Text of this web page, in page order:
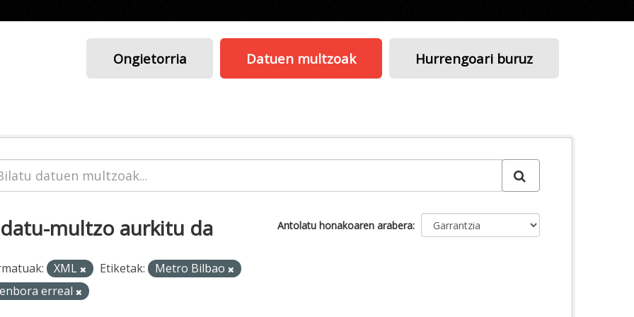
Ongietorria Datuen multzoak Hurrengoari buruz
Antolatu honakoaren arabera
multzo aurkitu da
XML Etiketak:
Metro Bilbao
erreal